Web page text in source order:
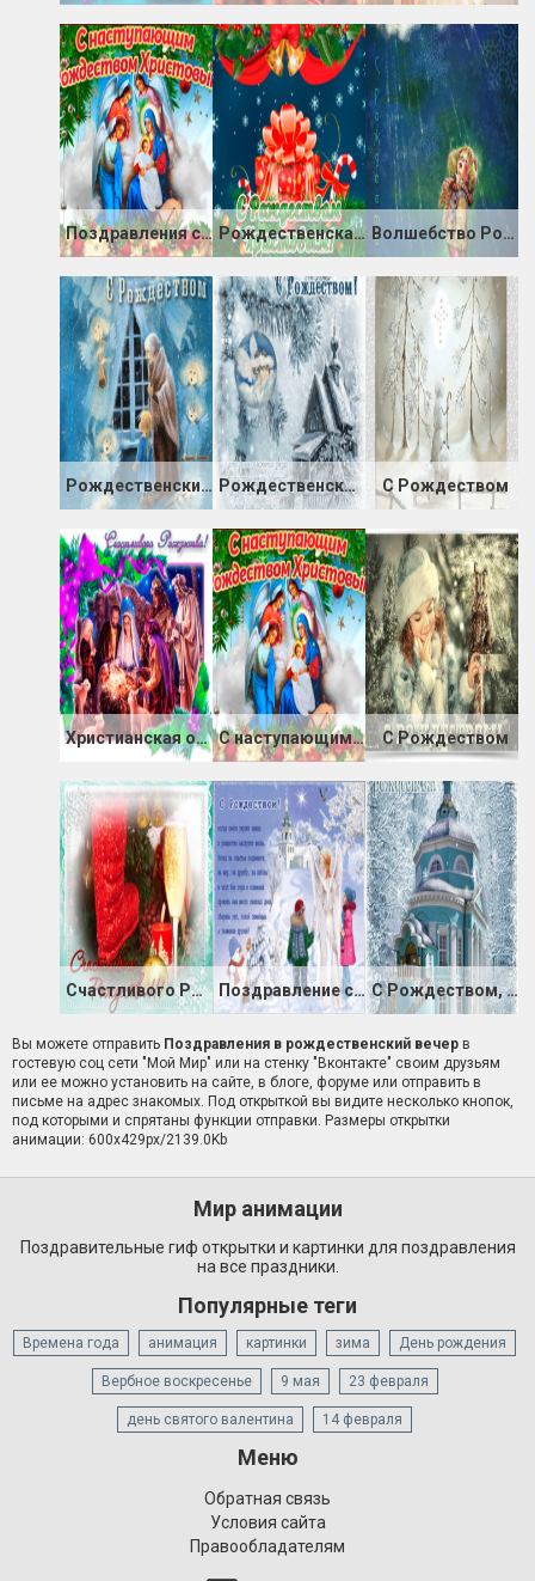
Поздравления с наступающим Рождеством Христовым Рождественская открытка Волшебство Рождества
Рождественский хор ангелов Рождественское пожелание С Рождеством
Христианская открытка с Рождеством Христовым С наступающим поздравить я хочу вас Рождеством С Рождеством
Счастливого Рождества Поздравление с Рождеством Христовым стихами С Рождеством, православные!
Вы можете отправить Поздравления в рождественский вечер в
гостевую соц сети "Мой Мир" или на стенку "Вконтакте" своим друзьям
или ее можно установить на сайте, в блоге, форуме или отправить в
письме на адрес знакомых. Под открыткой вы видите несколько кнопок,
под которыми и спрятаны функции отправки. Размеры открытки
анимации: 600x429px/2139.0Kb
Мир анимации
Поздравительные гиф открытки и картинки для поздравления
на все праздники.
Популярные теги
Времена года анимация картинки зима День рождения
Вербное воскресенье 9 мая 23 февраля
день святого валентина 14 февраля
Меню
Обратная связь
Условия сайта
Правообладателям